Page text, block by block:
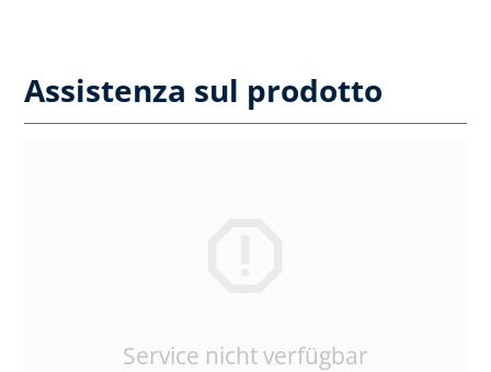
Assistenza sul prodotto
Service nicht verfügbar